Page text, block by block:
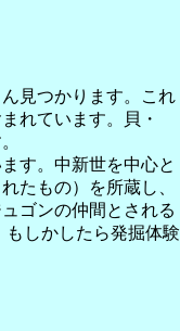
見つかります。これ
れています。貝・
す。中新世を中心と
たもの）を所蔵し、
ゴンの仲間とされる
しかしたら発掘体験